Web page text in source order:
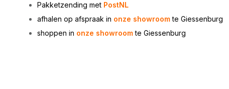
Pakketzending met PostNL
afhalen op afspraak in onze showroomte Giessenburg
shoppen in onze showroomte Giessenburg